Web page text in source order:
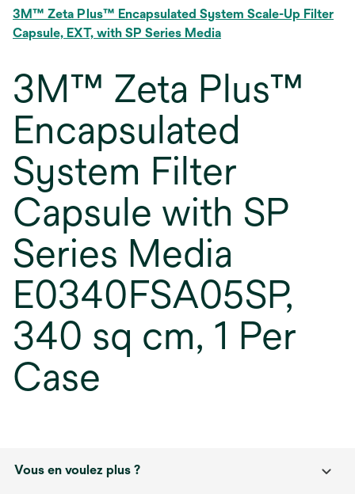
3M™ Zeta Plus™ Encapsulated System Scale-Up Filter
Capsule, EXT, with SP Series Media
3M™ Zeta Plus™
Encapsulated
System Filter
Capsule with SP
Series Media
E0340FSA05SP,
340 sq cm, 1 Per
Case
Vous en voulez plus ?